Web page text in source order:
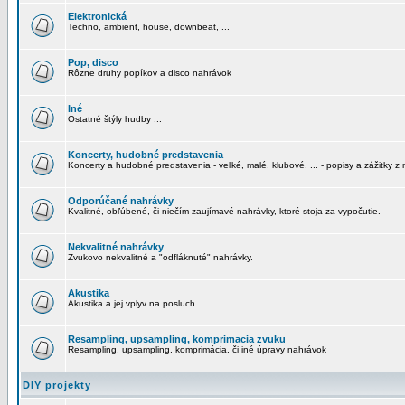
Elektronická
Techno, ambient, house, downbeat, ...
Pop, disco
Rôzne druhy popíkov a disco nahrávok
Iné
Ostatné štýly hudby ...
Koncerty, hudobné predstavenia
Koncerty a hudobné predstavenia - veľké, malé, klubové, ... - popisy a zážitky z
Odporúčané nahrávky
Kvalitné, obľúbené, či niečím zaujímavé nahrávky, ktoré stoja za vypočutie.
Nekvalitné nahrávky
Zvukovo nekvalitné a "odfláknuté" nahrávky.
Akustika
Akustika a jej vplyv na posluch.
Resampling, upsampling, komprimacia zvuku
Resampling, upsampling, komprimácia, či iné úpravy nahrávok
DIY projekty